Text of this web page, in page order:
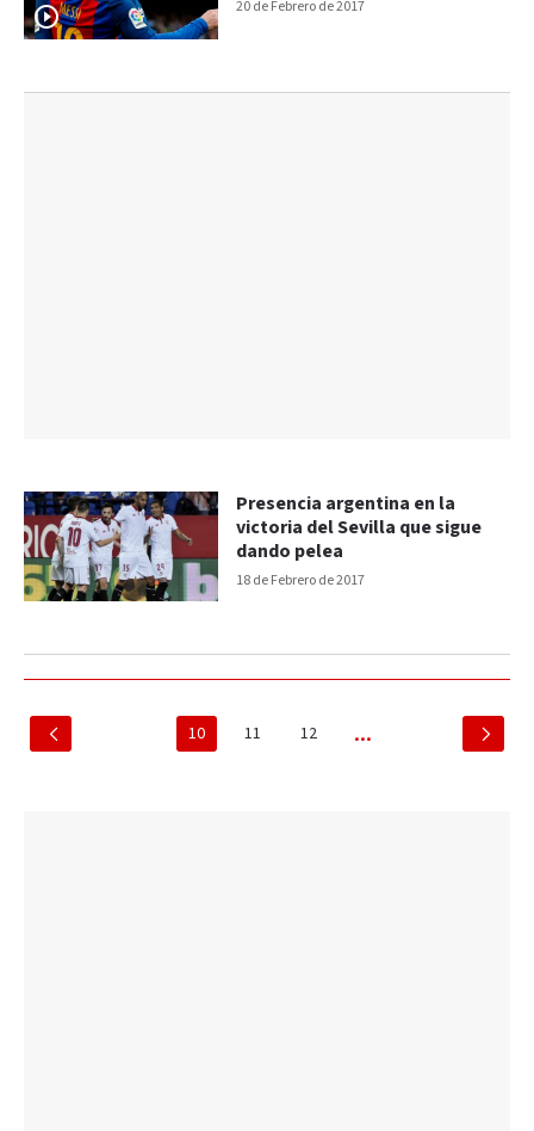
20 de Febrero de 2017
18 de Febrero de 2017
Presencia argentina en la
victoria del Sevilla que sigue
dando pelea
10 11 12